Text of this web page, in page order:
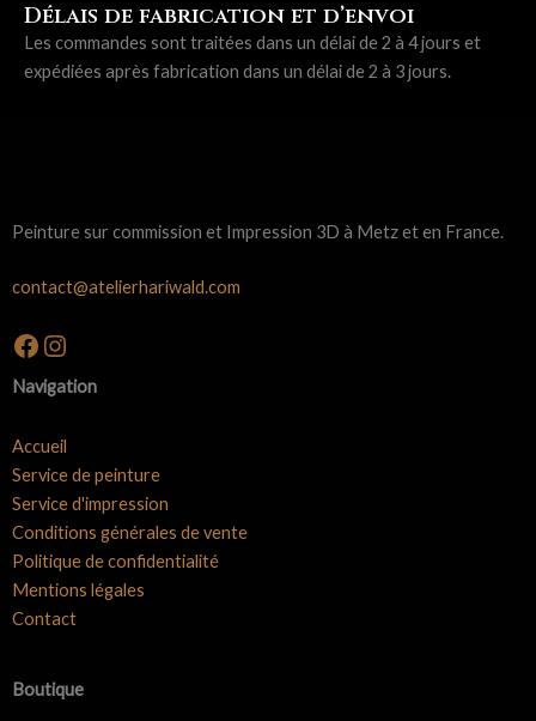
Délais de fabrication et d’envoi
Les commandes sont traitées dans un délai de 2 à 4 jours et
expédiées après fabrication dans un délai de 2 à 3 jours.
Peinture sur commission et Impression 3D à Metz et en France.
contact@atelierhariwald.com
Facebook
Instagram
Navigation
Accueil
Service de peinture
Service d'impression
Conditions générales de vente
Politique de confidentialité
Mentions légales
Contact
Boutique